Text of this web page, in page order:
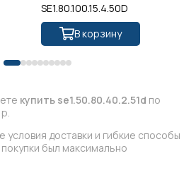
SE1.80.100.15.4.50D
В корзину
купить se1.50.80.40.2.51d по
доставки и гибкие способы
был максимально